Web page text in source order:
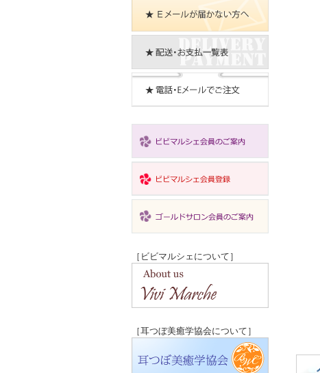
［ビビマルシェについて］
［耳つぼ美癒学協会について］